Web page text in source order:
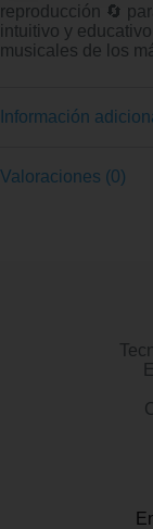
reproducción 🔄
intuitivo y
musicales de los
Información
Valoraciones (0)